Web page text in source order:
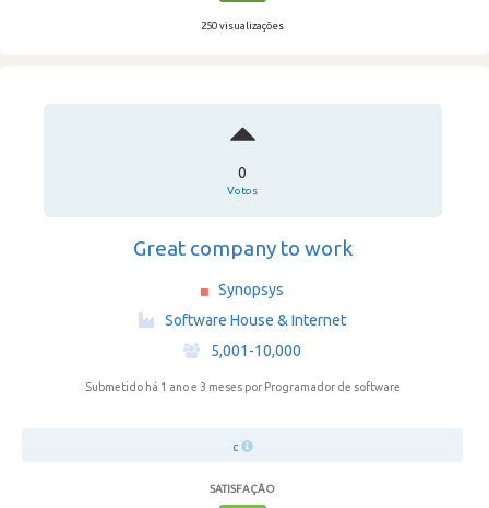
250 visualizações
0
Votos
Great company to work
Synopsys
Software House & Internet
·
5,001-10,000
Submetido há 1 ano e 3 meses por Programador de software
c
SATISFAÇÃO